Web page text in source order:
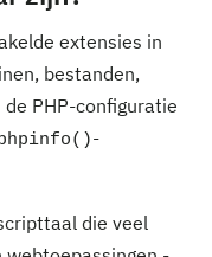
extensies in
bestanden,
PHP-configuratie
-
die veel